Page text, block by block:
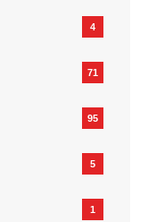
4
71
95
5
1